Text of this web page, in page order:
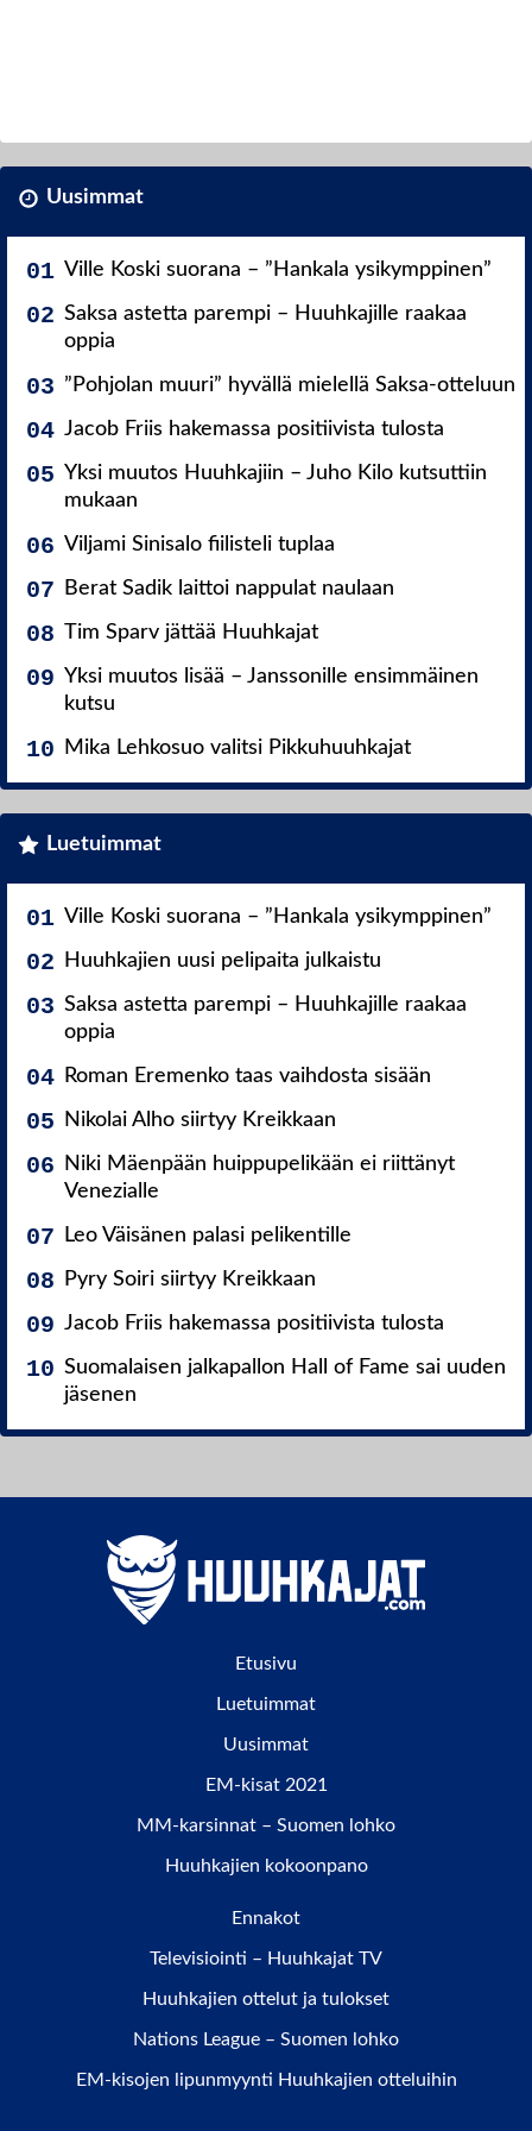
Uusimmat
Ville Koski suorana – ”Hankala ysikymppinen”
Saksa astetta parempi – Huuhkajille raakaa
oppia
”Pohjolan muuri” hyvällä mielellä Saksa-otteluun
Jacob Friis hakemassa positiivista tulosta
Yksi muutos Huuhkajiin – Juho Kilo kutsuttiin
mukaan
Viljami Sinisalo fiilisteli tuplaa
Berat Sadik laittoi nappulat naulaan
Tim Sparv jättää Huuhkajat
Yksi muutos lisää – Janssonille ensimmäinen
kutsu
Mika Lehkosuo valitsi Pikkuhuuhkajat
Luetuimmat
Ville Koski suorana – ”Hankala ysikymppinen”
Huuhkajien uusi pelipaita julkaistu
Saksa astetta parempi – Huuhkajille raakaa
oppia
Roman Eremenko taas vaihdosta sisään
Nikolai Alho siirtyy Kreikkaan
Niki Mäenpään huippupelikään ei riittänyt
Venezialle
Leo Väisänen palasi pelikentille
Pyry Soiri siirtyy Kreikkaan
Jacob Friis hakemassa positiivista tulosta
Suomalaisen jalkapallon Hall of Fame sai uuden
jäsenen
Etusivu
Luetuimmat
Uusimmat
EM-kisat 2021
MM-karsinnat – Suomen lohko
Huuhkajien kokoonpano
Ennakot
Televisiointi – Huuhkajat TV
Huuhkajien ottelut ja tulokset
Nations League – Suomen lohko
EM-kisojen lipunmyynti Huuhkajien otteluihin